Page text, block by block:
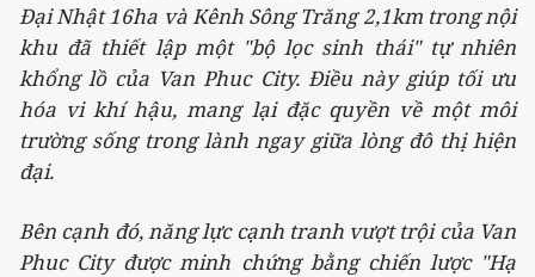
Đại Nhật 16ha và Kênh Sông Trăng 2,1km trong nội
khu đã thiết lập một "bộ lọc sinh thái" tự nhiên
khổng lồ của Van Phuc City. Điều này giúp tối ưu
hóa vi khí hậu, mang lại đặc quyền về một môi
trường sống trong lành ngay giữa lòng đô thị hiện
đại.
Bên cạnh đó, năng lực cạnh tranh vượt trội của Van
Phuc City được minh chứng bằng chiến lược "Hạ